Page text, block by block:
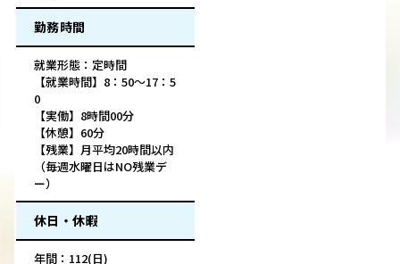
勤務時間
就業形態：定時間
【就業時間】8：50～17：5
0
【実働】8時間00分
【休憩】60分
【残業】月平均20時間以内
（毎週水曜日はNO残業デ
ー）
休日・休暇
年間：112(日)